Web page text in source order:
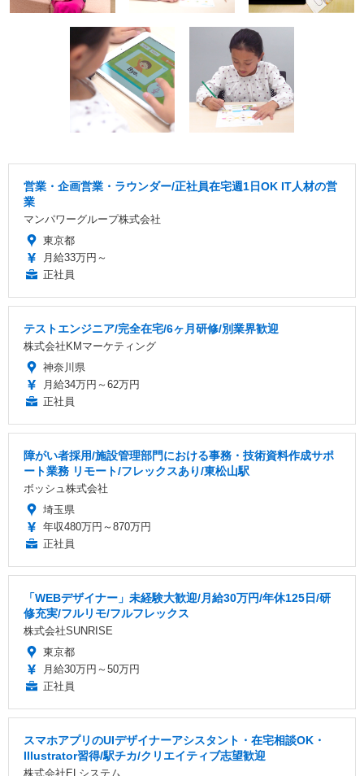
営業・企画営業・ラウンダー/正社員在宅週1日OK IT人材の営
業
マンパワーグループ株式会社
東京都
月給33万円～
正社員
テストエンジニア/完全在宅/6ヶ月研修/別業界歓迎
株式会社KMマーケティング
神奈川県
月給34万円～62万円
正社員
障がい者採用/施設管理部門における事務・技術資料作成サポ
ート業務 リモート/フレックスあり/東松山駅
ボッシュ株式会社
埼玉県
年収480万円～870万円
正社員
「WEBデザイナー」未経験大歓迎/月給30万円/年休125日/研
修充実/フルリモ/フルフレックス
株式会社SUNRISE
東京都
月給30万円～50万円
正社員
スマホアプリのUIデザイナーアシスタント・在宅相談OK・
Illustrator習得/駅チカ/クリエイティブ志望歓迎
株式会社ELシステム